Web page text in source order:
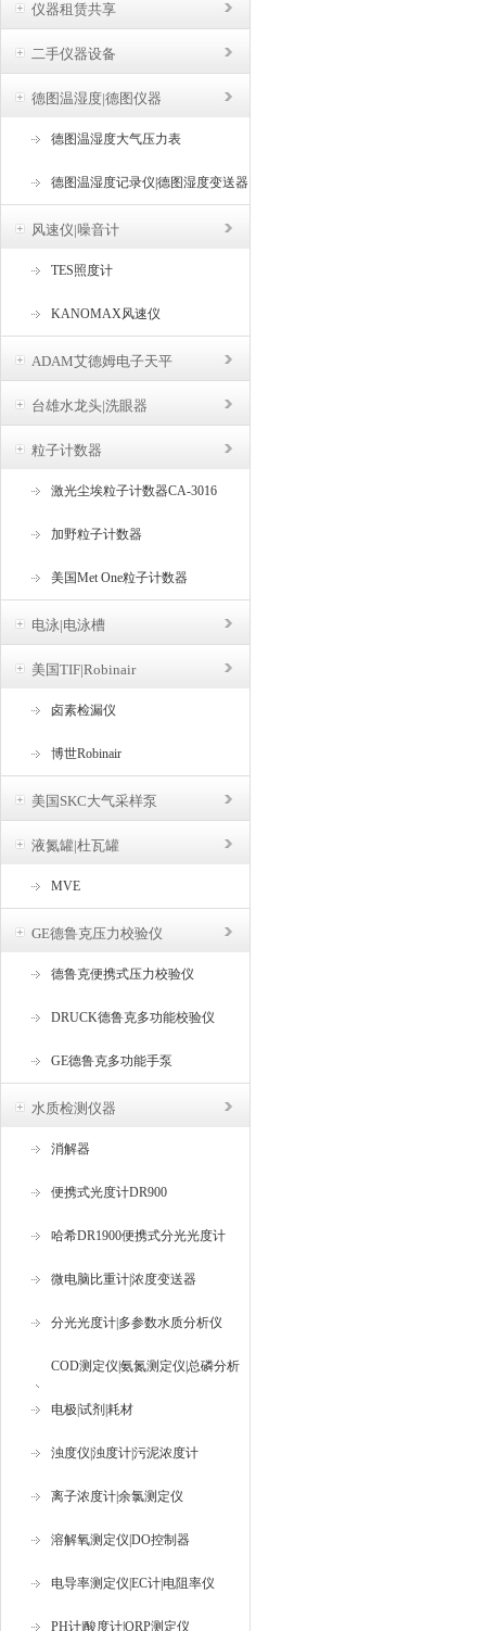
仪器租赁共享
二手仪器设备
德图温湿度|德图仪器
德图温湿度大气压力表
德图温湿度记录仪|德图湿度变送器
风速仪|噪音计
TES照度计
KANOMAX风速仪
ADAM艾德姆电子天平
台雄水龙头|洗眼器
粒子计数器
激光尘埃粒子计数器CA-3016
加野粒子计数器
美国Met One粒子计数器
电泳|电泳槽
美国TIF|Robinair
卤素检漏仪
博世Robinair
美国SKC大气采样泵
液氮罐|杜瓦罐
MVE
GE德鲁克压力校验仪
德鲁克便携式压力校验仪
DRUCK德鲁克多功能校验仪
GE德鲁克多功能手泵
水质检测仪器
消解器
便携式光度计DR900
哈希DR1900便携式分光光度计
微电脑比重计|浓度变送器
分光光度计|多参数水质分析仪
COD测定仪|氨氮测定仪|总磷分析
仪
电极|试剂|耗材
浊度仪|浊度计|污泥浓度计
离子浓度计|余氯测定仪
溶解氧测定仪|DO控制器
电导率测定仪|EC计|电阻率仪
PH计|酸度计|ORP测定仪